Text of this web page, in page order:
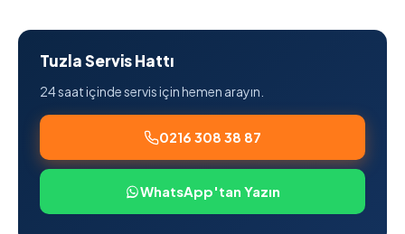
Tuzla Servis Hattı
24 saat içinde servis için hemen arayın.
0216 308 38 87
WhatsApp'tan Yazın